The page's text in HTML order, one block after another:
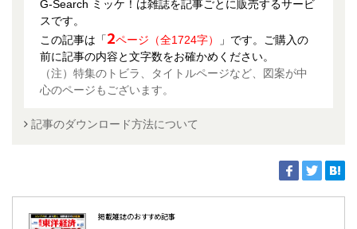
G-Search ミッケ！は雑誌を記事ごとに販売するサービ
スです。
この記事は「2ページ（全1724字）
」です。ご購入の
前に記事の内容と文字数をお確かめください。
（注）特集のトビラ、タイトルページなど、図案が中
心のページもございます。
記事のダウンロード方法について
掲載雑誌のおすすめ記事